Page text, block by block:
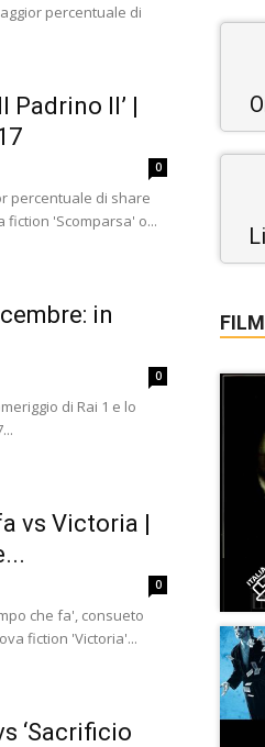
percentuale di
Padrino II’ |
0
percentuale di share
fiction 'Scomparsa' o...
in
0
di Rai 1 e lo
vs Victoria |
0
che fa', consueto
fiction 'Victoria'...
‘Sacrificio